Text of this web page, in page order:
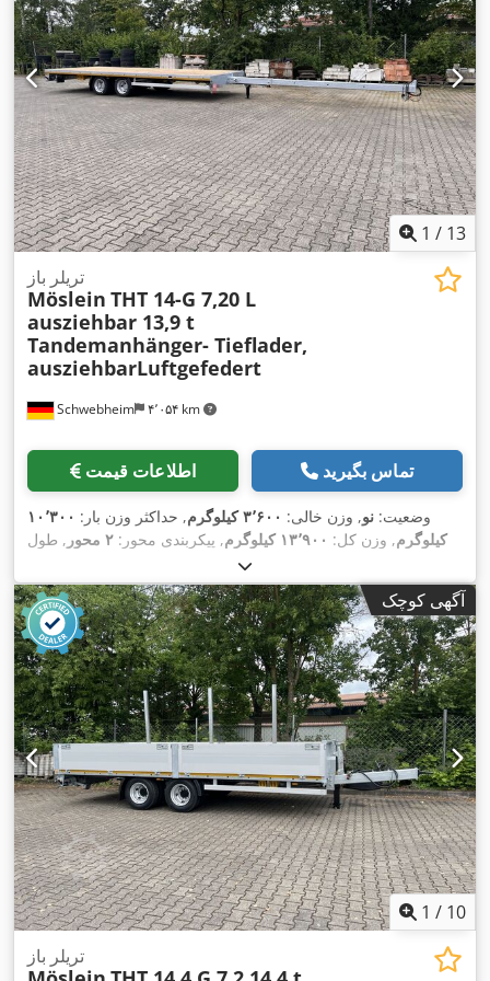
1 / 13
Schwebheim ۴٬۰۵۴ km
تریلر باز
Möslein THT 14-G 7,20 L
ausziehbar 13,9 t
Tandemanhänger- Tieflader,
ausziehbarLuftgefedert
اطلاعات قیمت تماس بگیرید
وضعیت: نو, وزن خالی: ۳٬۶۰۰ کیلوگرم , حداکثر وزن بار: ۱۰٬۳۰۰
کیلوگرم, وزن کل: ۱۳٬۹۰۰ کیلوگرم , پیکربندی محور: ۲ محور
, طول
میلی‌متر, سیستم تعلیق:هوا, سایز تایر: 205/65 R 17,5 , رنگ:دیگر,
نوع چرخ‌دنده:دیگر, اندازه لاستیک جلو: 205/65 R 17,5
عقب:205/65 R 17,5 , کابین راننده:دیگر, کلاس انتشار:هیچ, سوخت:
زیست‌دیزل, تجهیزات: اِی‌بی‌اِس‎, ترمز بادی تحت فشار,
آگهی کوچک
1 / 10
تریلر باز